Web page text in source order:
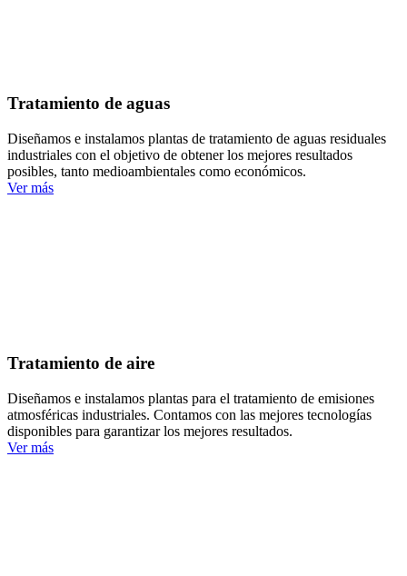
Tratamiento de aguas
Diseñamos e instalamos plantas de tratamiento de aguas residuales
industriales con el objetivo de obtener los mejores resultados
posibles, tanto medioambientales como económicos.
Ver más
Tratamiento de aire
Diseñamos e instalamos plantas para el tratamiento de emisiones
atmosféricas industriales. Contamos con las mejores tecnologías
disponibles para garantizar los mejores resultados.
Ver más